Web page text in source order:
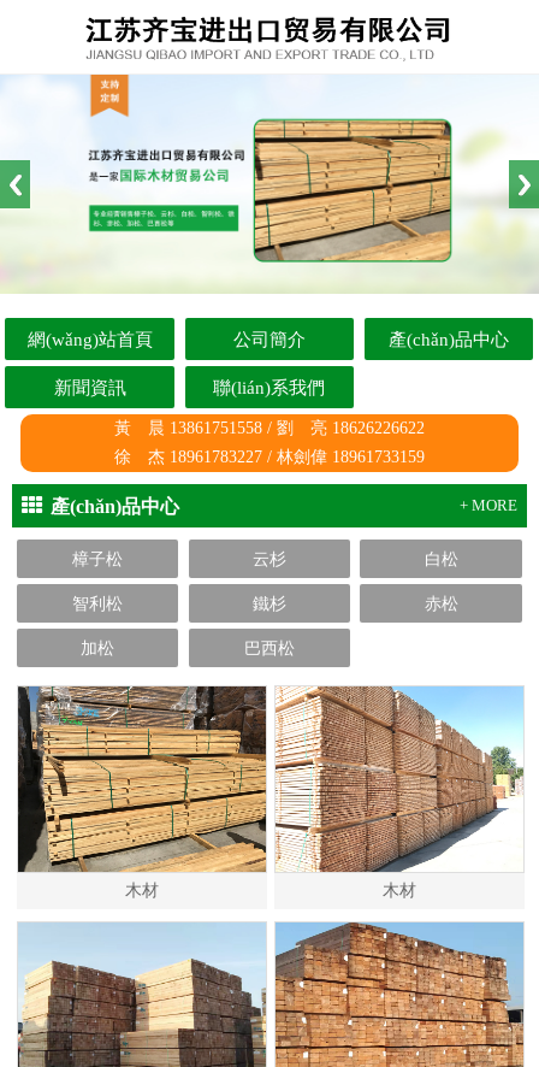
網(wǎng)站首頁 公司簡介 產(chǎn)品中心
新聞資訊 聯(lián)系我們
黃 晨 13861751558 / 劉 亮 18626226622
徐 杰 18961783227 / 林劍偉 18961733159
產(chǎn)品中心 + MORE
樟子松 云杉 白松
智利松 鐵杉 赤松
加松 巴西松
木材 木材